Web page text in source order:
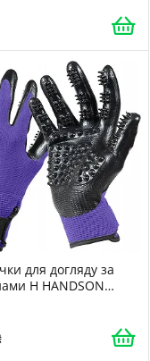
для догляду за
H HANDSON